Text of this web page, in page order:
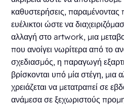
καθυστερήσεις, παραμένοντας
ευέλικτοι ώστε να
αλλαγή στο artwork, μια
που ανοίγει νωρίτερα από το
σχεδιασμός, η παραγωγή
βρίσκονται υπό μία στέγη, μια
χρειάζεται να μετατραπεί σε
ανάμεσα σε ξεχωριστούς